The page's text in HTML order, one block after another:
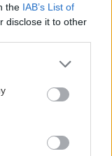
the IAB’s List of
disclose it to other
or more Google
You may click to
party tags to
in below Google